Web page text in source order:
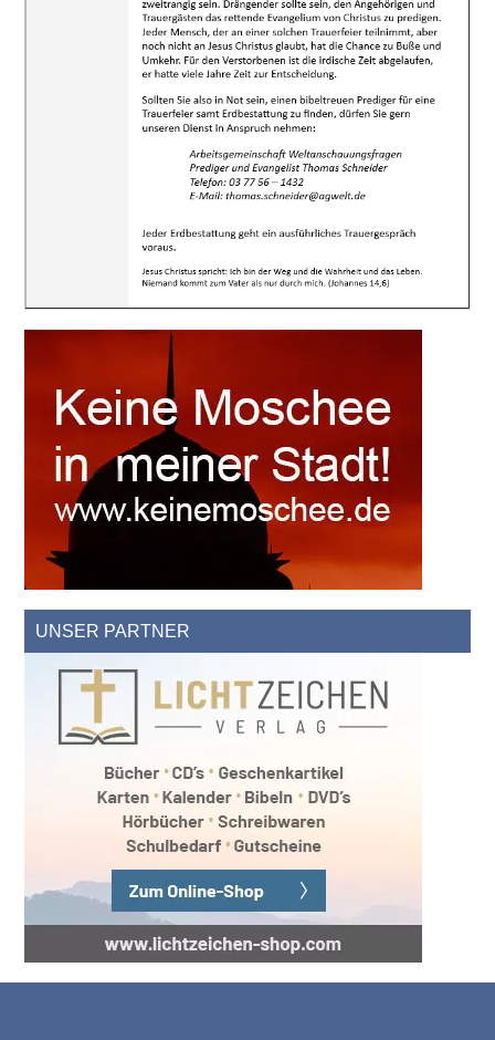
UNSER PARTNER